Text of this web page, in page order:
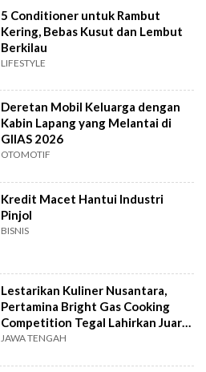
5 Conditioner untuk Rambut
Kering, Bebas Kusut dan Lembut
Berkilau
LIFESTYLE
Deretan Mobil Keluarga dengan
Kabin Lapang yang Melantai di
GIIAS 2026
OTOMOTIF
Kredit Macet Hantui Industri
Pinjol
BISNIS
Lestarikan Kuliner Nusantara,
Pertamina Bright Gas Cooking
Competition Tegal Lahirkan Juara
Baru
JAWA TENGAH